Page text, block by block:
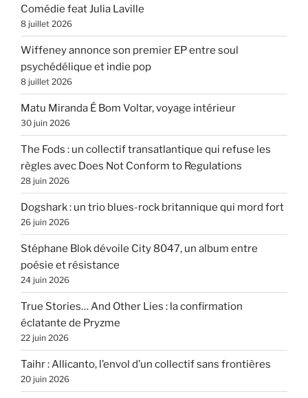
Comédie feat Julia Laville
8 juillet 2026
Wiffeney annonce son premier EP entre soul
psychédélique et indie pop
8 juillet 2026
Matu Miranda É Bom Voltar, voyage intérieur
30 juin 2026
The Fods : un collectif transatlantique qui refuse les
règles avec Does Not Conform to Regulations
28 juin 2026
Dogshark : un trio blues-rock britannique qui mord fort
26 juin 2026
Stéphane Blok dévoile City 8047, un album entre
poésie et résistance
24 juin 2026
True Stories… And Other Lies : la confirmation
éclatante de Pryzme
22 juin 2026
Taihr : Allicanto, l’envol d’un collectif sans frontières
20 juin 2026